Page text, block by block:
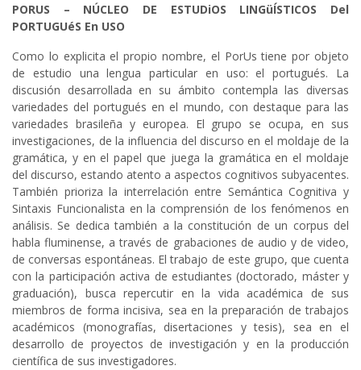
PORUS – NÚCLEO DE ESTUDiOS LINGüÍSTICOS Del
PORTUGUéS En USO
Como lo explicita el propio nombre, el PorUs tiene por objeto
de estudio una lengua particular en uso: el portugués. La
discusión desarrollada en su ámbito contempla las diversas
variedades del portugués en el mundo, con destaque para las
variedades brasileña y europea. El grupo se ocupa, en sus
investigaciones, de la influencia del discurso en el moldaje de la
gramática, y en el papel que juega la gramática en el moldaje
del discurso, estando atento a aspectos cognitivos subyacentes.
También prioriza la interrelación entre Semántica Cognitiva y
Sintaxis Funcionalista en la comprensión de los fenómenos en
análisis. Se dedica también a la constitución de un corpus del
habla fluminense, a través de grabaciones de audio y de video,
de conversas espontáneas. El trabajo de este grupo, que cuenta
con la participación activa de estudiantes (doctorado, máster y
graduación), busca repercutir en la vida académica de sus
miembros de forma incisiva, sea en la preparación de trabajos
académicos (monografías, disertaciones y tesis), sea en el
desarrollo de proyectos de investigación y en la producción
científica de sus investigadores.